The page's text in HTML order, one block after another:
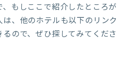
もしここで紹介したところが
、他のホテルも以下のリンク
ので、ぜひ探してみてくださ